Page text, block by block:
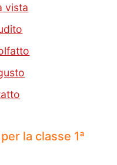
vista
la classe 1ª